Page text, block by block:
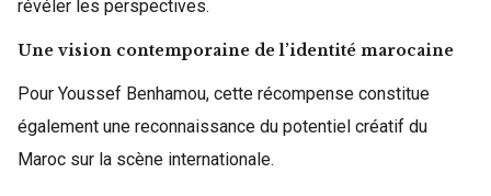
révéler les perspectives.
Une vision contemporaine de l’identité marocaine
Pour Youssef Benhamou, cette récompense constitue
également une reconnaissance du potentiel créatif du
Maroc sur la scène internationale.